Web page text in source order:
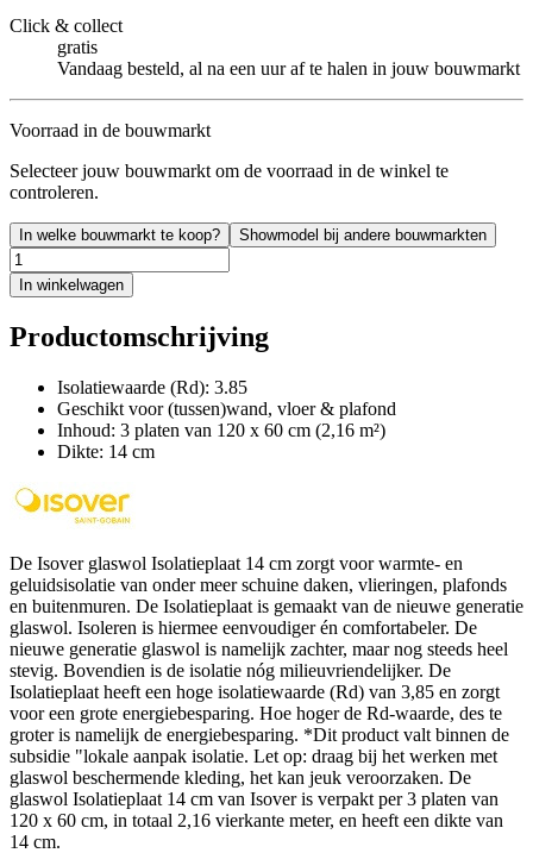
Click & collect
gratis
Vandaag besteld, al na een uur af te halen in jouw bouwmarkt
Voorraad in de bouwmarkt
Selecteer jouw bouwmarkt om de voorraad in de winkel te
controleren.
In welke bouwmarkt te koop? Showmodel bij andere bouwmarkten
In winkelwagen
Productomschrijving
Isolatiewaarde (Rd): 3.85
Geschikt voor (tussen)wand, vloer & plafond
Inhoud: 3 platen van 120 x 60 cm (2,16 m²)
Dikte: 14 cm
De Isover glaswol Isolatieplaat 14 cm zorgt voor warmte- en
geluidsisolatie van onder meer schuine daken, vlieringen, plafonds
en buitenmuren. De Isolatieplaat is gemaakt van de nieuwe generatie
glaswol. Isoleren is hiermee eenvoudiger én comfortabeler. De
nieuwe generatie glaswol is namelijk zachter, maar nog steeds heel
stevig. Bovendien is de isolatie nóg milieuvriendelijker. De
Isolatieplaat heeft een hoge isolatiewaarde (Rd) van 3,85 en zorgt
voor een grote energiebesparing. Hoe hoger de Rd-waarde, des te
groter is namelijk de energiebesparing. *Dit product valt binnen de
subsidie "lokale aanpak isolatie. Let op: draag bij het werken met
glaswol beschermende kleding, het kan jeuk veroorzaken. De
glaswol Isolatieplaat 14 cm van Isover is verpakt per 3 platen van
120 x 60 cm, in totaal 2,16 vierkante meter, en heeft een dikte van
14 cm.